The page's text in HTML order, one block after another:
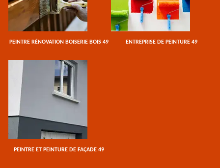
PEINTRE RÉNOVATION BOISERIE BOIS 49 ENTREPRISE DE PEINTURE 49
PEINTRE ET PEINTURE DE FAÇADE 49